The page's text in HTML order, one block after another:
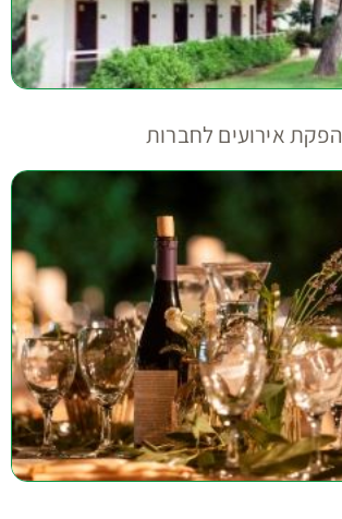
הפקת אירועים לחברות